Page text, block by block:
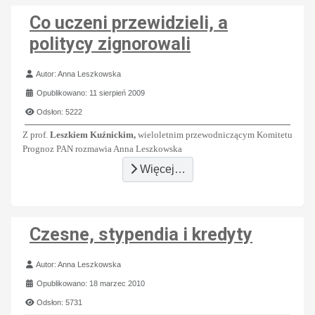
Co uczeni przewidzieli, a
politycy zignorowali
Szczegóły
Autor:Anna Leszkowska
Opublikowano: 11 sierpień 2009
Odsłon: 5222
Z prof. Leszkiem Kuźnickim, wieloletnim przewodniczącym Komitetu
Prognoz PAN rozmawia Anna Leszkowska
Więcej…
Czesne, stypendia i kredyty
Szczegóły
Autor:Anna Leszkowska
Opublikowano: 18 marzec 2010
Odsłon: 5731